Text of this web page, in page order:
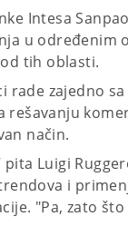
Intesa
u određenim
tih oblasti.
rade zajedno
rešavanju
način.
pita Luigi
i
"Pa, zato